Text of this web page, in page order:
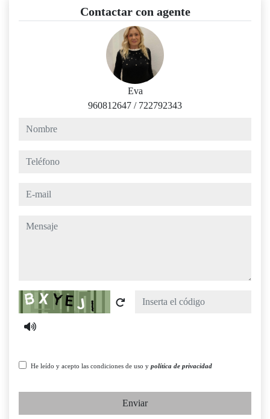
Contactar con agente
Eva
960812647 / 722792343
nombre
teléfono
e-mail
mensaje
Captcha
He leído y acepto las condiciones de uso y política de privacidad
Enviar